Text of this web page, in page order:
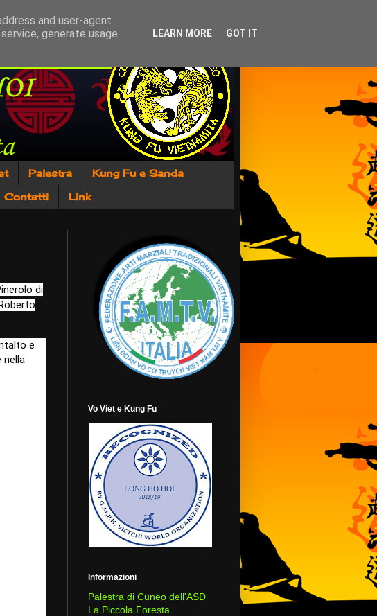
Palestra
Kung Fu e Sanda
Contatti Link
di
e
nella
Vo Viet e Kung Fu
Informazioni
Palestra di Cuneo dell'ASD
La Piccola Foresta.
and user-agent
generate usage
LEARN MORE GOT IT